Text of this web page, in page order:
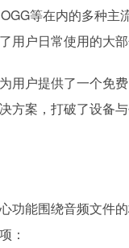
等在内的多种主
用户日常使用的大部
用户提供了一个免
方案，打破了设备
功能围绕音频文件
：